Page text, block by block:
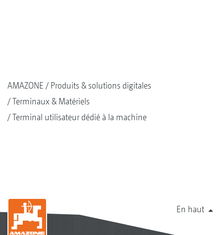
AMAZONE
Produits & solutions digitales
Terminaux & Matériels
Terminal utilisateur dédié à la machine
En haut